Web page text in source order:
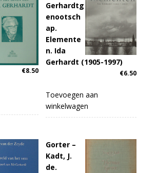
€8.50
Gerhardtg
enootsch
ap.
Elemente
n. Ida
Gerhardt (1905-1997)
€6.50
Toevoegen aan
winkelwagen
Gorter –
Kadt, J.
de.